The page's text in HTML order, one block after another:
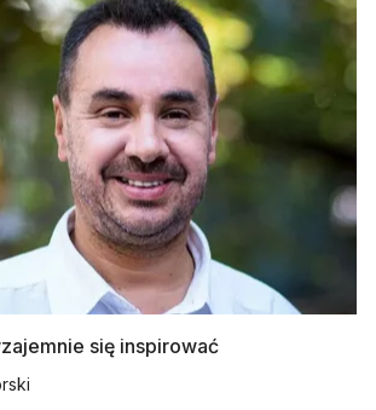
się inspirować